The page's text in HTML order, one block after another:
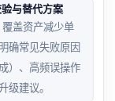
与替代方案
盖资产减少单
确常见失败原因
）、高频误操作
级建议。